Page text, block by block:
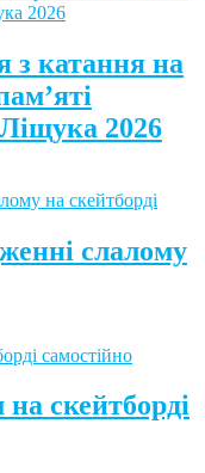
з катання на
2026
слалому
скейтборді